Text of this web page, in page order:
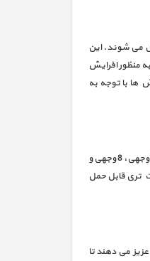
می شوند. این
منظور افرایش
ها با توجه به
پایه چراغ دکوراتیو چند وجهی متشکل از قطعات 6 متری است که به صورت اولپ به یکدیگر متصل می شوند. این پایه چراغ ها دارای سطح مقطع چند وجهی می باشند و در اشکال مختلف همچون 6 وجهی، 8 وجهی و
۶ متری ساخته می شود، به شیوه ی راحت تری قابل حمل
می دهند تا